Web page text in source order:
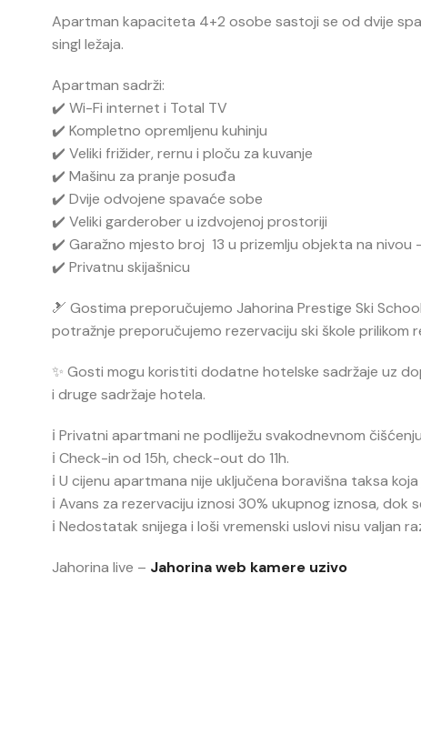
Apartman kapaciteta 4+2 osobe sastoji se od dvije
singl ležaja.
Apartman sadrži:
✔️ Wi-Fi internet i Total TV
✔️ Kompletno opremljenu kuhinju
✔️ Veliki frižider, rernu i ploču za kuvanje
✔️ Mašinu za pranje posuđa
✔️ Dvije odvojene spavaće sobe
✔️ Veliki garderober u izdvojenoj prostoriji
✔️ Garažno mjesto broj 13 u prizemlju objekta na nivou
✔️ Privatnu skijašnicu
🎿 Gostima preporučujemo Jahorina Prestige Ski School
potražnje preporučujemo rezervaciju ski škole prilikom
✨ Gosti mogu koristiti dodatne hotelske sadržaje uz
i druge sadržaje hotela.
ℹ️ Privatni apartmani ne podliježu svakodnevnom
ℹ️ Check-in od 15h, check-out do 11h.
ℹ️ U cijenu apartmana nije uključena boravišna taksa
ℹ️ Avans za rezervaciju iznosi 30% ukupnog iznosa,
ℹ️ Nedostatak snijega i loši vremenski uslovi nisu valjan
Jahorina live – Jahorina web kamere uzivo